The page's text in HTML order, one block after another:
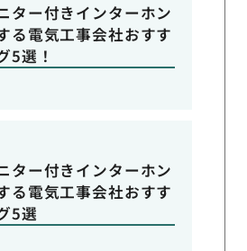
ター付きインターホン
る電気工事会社おすす
5選！
ター付きインターホン
る電気工事会社おすす
5選